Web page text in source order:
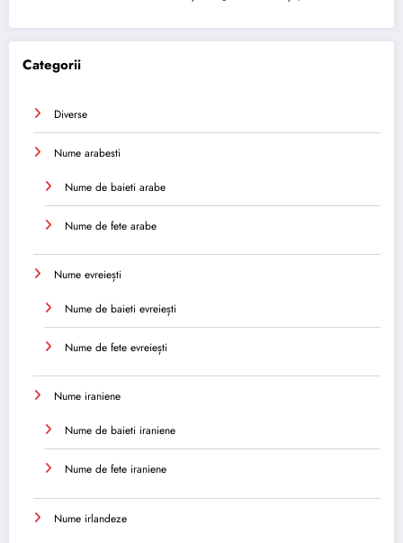
Categorii
Diverse
Nume arabesti
Nume de baieti arabe
Nume de fete arabe
Nume evreiești
Nume de baieti evreiești
Nume de fete evreiești
Nume iraniene
Nume de baieti iraniene
Nume de fete iraniene
Nume irlandeze